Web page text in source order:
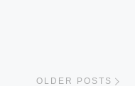
OLDER POSTS